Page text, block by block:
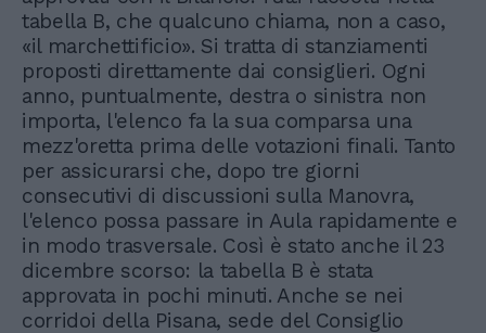
tabella B, che qualcuno chiama, non a caso,
«il marchettificio». Si tratta di stanziamenti
proposti direttamente dai consiglieri. Ogni
anno, puntualmente, destra o sinistra non
importa, l'elenco fa la sua comparsa una
mezz'oretta prima delle votazioni finali. Tanto
per assicurarsi che, dopo tre giorni
consecutivi di discussioni sulla Manovra,
l'elenco possa passare in Aula rapidamente e
in modo trasversale. Così è stato anche il 23
dicembre scorso: la tabella B è stata
approvata in pochi minuti. Anche se nei
corridoi della Pisana, sede del Consiglio